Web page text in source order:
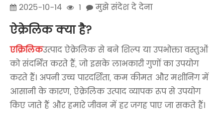
2025-10-14 1 मुझे संदेश दे देना
ऐक्रेलिक क्या है?
एक्रिलिकउत्पाद ऐक्रेलिक से बने शिल्प या उपभोक्ता वस्तुओं
को संदर्भित करते हैं, जो इसके लाभकारी गुणों का उपयोग
करते हैं। अपनी उच्च पारदर्शिता, कम कीमत और मशीनिंग में
आसानी के कारण, ऐक्रेलिक उत्पाद व्यापक रूप से उपयोग
किए जाते हैं और हमारे जीवन में हर जगह पाए जा सकते हैं।